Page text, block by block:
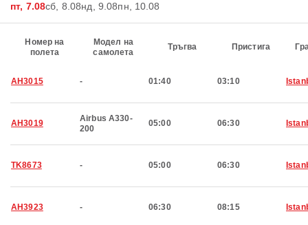
пт, 7.08сб, 8.08нд, 9.08пн, 10.08
Номер на
полета
Модел на
самолета
Тръгва Пристига
AH3015 - 01:40 03:10
AH3019
Airbus A330-
200
05:00 06:30
TK8673 - 05:00 06:30
AH3923 - 06:30 08:15